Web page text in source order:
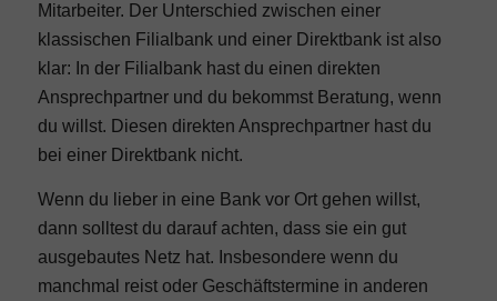
Mitarbeiter. Der Unterschied zwischen einer
klassischen Filialbank und einer Direktbank ist also
klar: In der Filialbank hast du einen direkten
Ansprechpartner und du bekommst Beratung, wenn
du willst. Diesen direkten Ansprechpartner hast du
bei einer Direktbank nicht.
Wenn du lieber in eine Bank vor Ort gehen willst,
dann solltest du darauf achten, dass sie ein gut
ausgebautes Netz hat. Insbesondere wenn du
manchmal reist oder Geschäftstermine in anderen